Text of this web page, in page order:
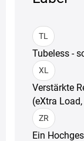
TL
Tubeless -
XL
Verstärkte
(eXtra
ZR
Ein